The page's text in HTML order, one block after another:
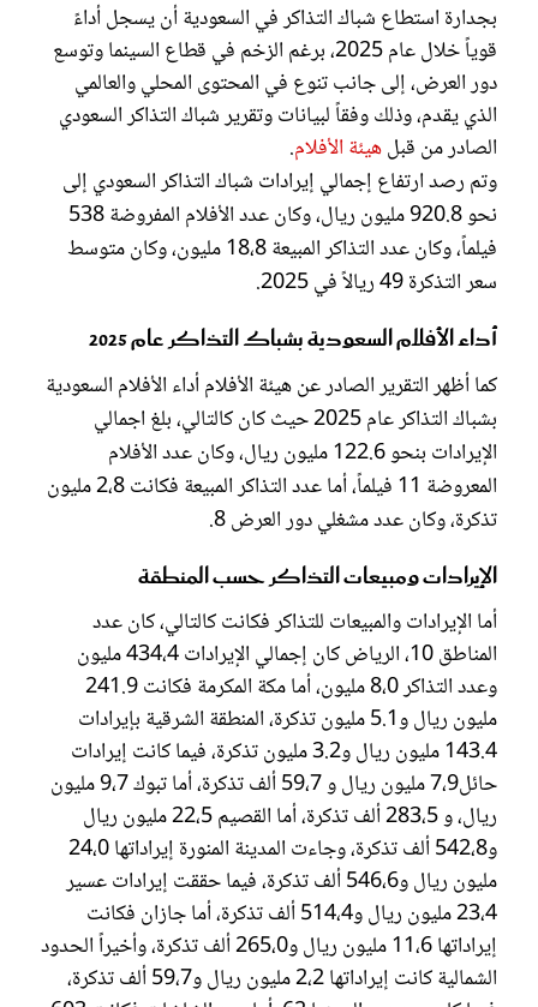
بجدارة استطاع شباك التذاكر في السعودية أن يسجل أداءً
قوياً خلال عام 2025، برغم الزخم في قطاع السينما وتوسع
دور العرض، إلى جانب تنوع في المحتوى المحلي والعالمي
الذي يقدم، وذلك وفقاً لبيانات وتقرير شباك التذاكر السعودي
الصادر من قبلهيئة الأفلام.
وتم رصد ارتفاع إجمالي إيرادات شباك التذاكر السعودي إلى
نحو 920.8 مليون ريال، وكان عدد الأفلام المفروضة 538
فيلماً، وكان عدد التذاكر المبيعة 18،8 مليون، وكان متوسط
سعر التذكرة 49 ريالاً في 2025.
أداء الأفلام السعودية بشباك التذاكر عام 2025
كما أظهر التقرير الصادر عن هيئة الأفلام أداء الأفلام السعودية
بشباك التذاكر عام 2025 حيث كان كالتالي، بلغ اجمالي
الإيرادات بنحو 122.6 مليون ريال، وكان عدد الأفلام
المعروضة 11 فيلماً، أما عدد التذاكر المبيعة فكانت 2،8 مليون
تذكرة، وكان عدد مشغلي دور العرض 8.
الإيرادات ومبيعات التذاكر حسب المنطقة
أما الإيرادات والمبيعات للتذاكر فكانت كالتالي، كان عدد
المناطق 10، الرياض كان إجمالي الإيرادات 434،4 مليون
وعدد التذاكر 8،0 مليون، أما مكة المكرمة فكانت 241.9
مليون ريال و5.1 مليون تذكرة، المنطقة الشرقية بإيرادات
143.4 مليون ريال و3.2 مليون تذكرة، فيما كانت إيرادات
حائل7،9 مليون ريال و 59،7 ألف تذكرة، أما تبوك 9،7 مليون
ريال، و 283،5 ألف تذكرة، أما القصيم 22،5 مليون ريال
و542،8 ألف تذكرة، وجاءت المدينة المنورة إيراداتها 24،0
مليون ريال و546،6 ألف تذكرة، فيما حققت إيرادات عسير
23،4 مليون ريال و514،4 ألف تذكرة، أما جازان فكانت
إيراداتها 11،6 مليون ريال و265،0 ألف تذكرة، وأخيراً الحدود
الشمالية كانت إيراداتها 2،2 مليون ريال و59،7 ألف تذكرة،